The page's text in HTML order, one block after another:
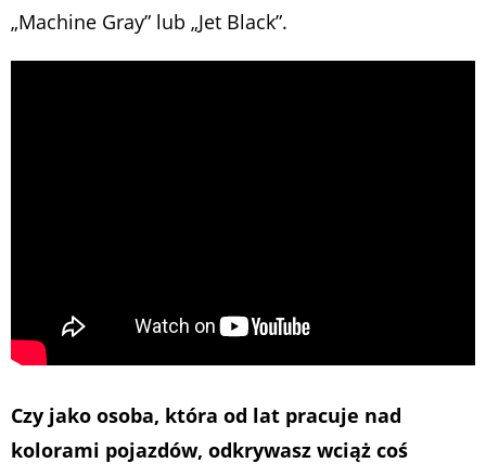
„Machine Gray” lub „Jet Black”.
Czy jako osoba, która od lat pracuje nad
kolorami pojazdów, odkrywasz wciąż coś